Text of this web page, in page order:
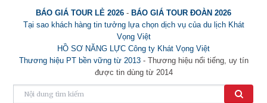
BÁO GIÁ TOUR LẺ 2026 - BÁO GIÁ TOUR ĐOÀN 2026
Tại sao khách hàng tin tưởng lựa chọn dịch vụ của du lịch Khát
Vọng Việt
HỒ SƠ NĂNG LỰC Công ty Khát Vọng Việt
Thương hiệu PT bền vững từ 2013- Thương hiệu nổi tiếng, uy tín
được tin dùng từ 2014